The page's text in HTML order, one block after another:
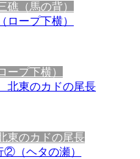
礁（馬の背）
ープ下横）
東のカドの尾長